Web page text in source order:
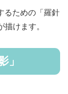
るための「羅針
けます。
」